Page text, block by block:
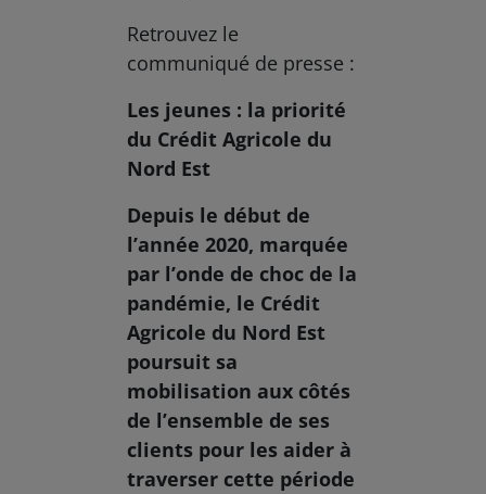
Retrouvez le
communiqué de presse :
Les jeunes : la priorité
du Crédit Agricole du
Nord Est
Depuis le début de
l’année 2020, marquée
par l’onde de choc de la
pandémie, le Crédit
Agricole du Nord Est
poursuit sa
mobilisation aux côtés
de l’ensemble de ses
clients pour les aider à
traverser cette période